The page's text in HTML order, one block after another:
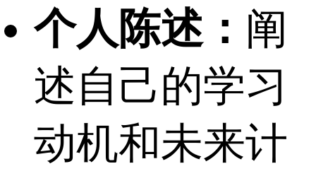
个人陈述： 阐
述自己的学习
动机和未来计